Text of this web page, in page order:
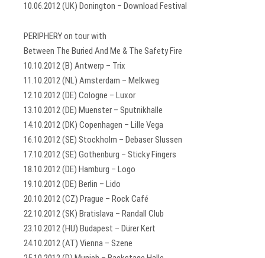
10.06.2012 (UK) Donington – Download Festival
PERIPHERY on tour with
Between The Buried And Me & The Safety Fire
10.10.2012 (B) Antwerp – Trix
11.10.2012 (NL) Amsterdam – Melkweg
12.10.2012 (DE) Cologne – Luxor
13.10.2012 (DE) Muenster – Sputnikhalle
14.10.2012 (DK) Copenhagen – Lille Vega
16.10.2012 (SE) Stockholm – Debaser Slussen
17.10.2012 (SE) Gothenburg – Sticky Fingers
18.10.2012 (DE) Hamburg – Logo
19.10.2012 (DE) Berlin – Lido
20.10.2012 (CZ) Prague – Rock Café
22.10.2012 (SK) Bratislava – Randall Club
23.10.2012 (HU) Budapest – Dürer Kert
24.10.2012 (AT) Vienna – Szene